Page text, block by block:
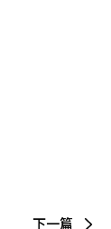
下一篇